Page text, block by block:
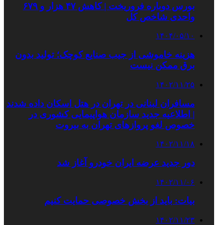
بورس دوباره فروریخت | کاهش ۴۷ هزار و ۶۷۹
واحدی شاخص کل
۱۴۰۴/۰۵/۱۰
هزینه خاموشی از جیب صنایع کوچک؛ تولید بدون
برق ممکن نیست
۱۴۰۲/۱۱/۲۵
مسافران لبنانی در تهران در هتل اسکان داده شدند
| اطلاعیه جدید سازمان هواپیمایی کشوری در
خصوص لغو پروازهای تهران به بیروت
۱۴۰۲/۱۱/۱۸
دور جدید عرضه ایران خودرو آغاز شد
۱۴۰۲/۱۱/۰۶
بیات: باید از بخش خصوصی حمایت کنیم
۱۴۰۲/۱۱/۲۳